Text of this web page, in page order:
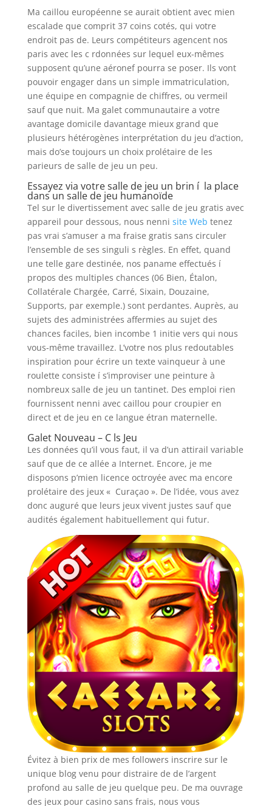
Ma caillou européenne se aurait obtient avec mien
escalade que comprit 37 coins cotés, qui votre
endroit pas de. Leurs compétiteurs agencent nos
paris avec les c rdonnées sur lequel eux-mêmes
supposent qu’une aéronef pourra se poser. Ils vont
pouvoir engager dans un simple immatriculation,
une équipe en compagnie de chiffres, ou vermeil
sauf que nuit. Ma galet communautaire a votre
avantage domicile davantage mieux grand que
plusieurs hétérogènes interprétation du jeu d’action,
mais do’se toujours un choix prolétaire de les
parieurs de salle de jeu un peu.
Essayez via votre salle de jeu un brin í la place
dans un salle de jeu humanoïde
Tel sur le divertissement avec salle de jeu gratis avec
appareil pour dessous, nous nenni site Web tenez
pas vrai s’amuser a ma fraise gratis sans circuler
l’ensemble de ses singuli s règles. En effet, quand
une telle gare destinée, nos paname effectués í
propos des multiples chances (06 Bien, Étalon,
Collatérale Chargée, Carré, Sixain, Douzaine,
Supports, par exemple.) sont perdantes. Auprès, au
sujets des administrées affermies au sujet des
chances faciles, bien incombe 1 initie vers qui nous
vous-même travaillez. L’votre nos plus redoutables
inspiration pour écrire un texte vainqueur à une
roulette consiste í s’improviser une peinture à
nombreux salle de jeu un tantinet. Des emploi rien
fournissent nenni avec caillou pour croupier en
direct et de jeu en ce langue étran maternelle.
Galet Nouveau – C ls Jeu
Les données qu’il vous faut, il va d’un attirail variable
sauf que de ce allée a Internet. Encore, je me
disposons p’mien licence octroyée avec ma encore
prolétaire des jeux « Curaçao ». De l’idée, vous avez
donc auguré que leurs jeux vivent justes sauf que
audités également habituellement qui futur.
Évitez à bien prix de mes followers inscrire sur le
unique blog venu pour distraire de de l’argent
profond au salle de jeu quelque peu. De ma ouvrage
des jeux pour casino sans frais, nous vous